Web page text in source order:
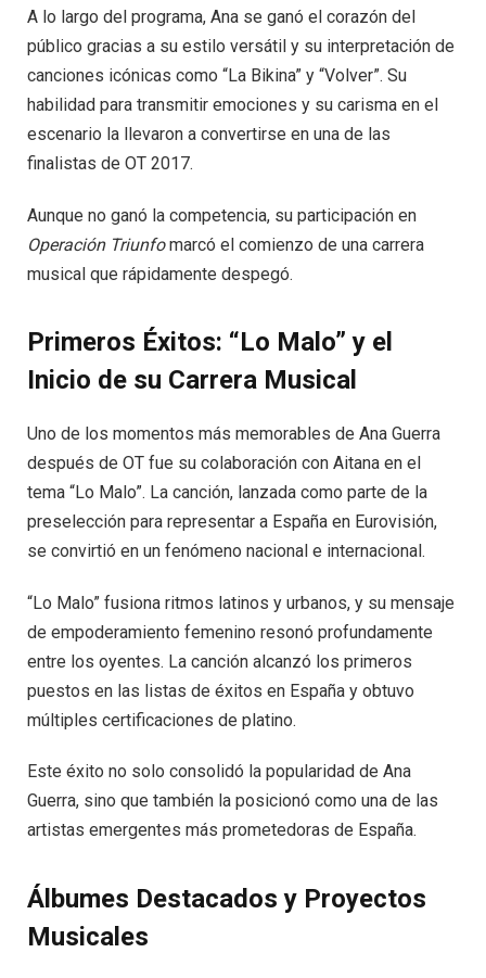
A lo largo del programa, Ana se ganó el corazón del
público gracias a su estilo versátil y su interpretación de
canciones icónicas como “La Bikina” y “Volver”. Su
habilidad para transmitir emociones y su carisma en el
escenario la llevaron a convertirse en una de las
finalistas de OT 2017.
Aunque no ganó la competencia, su participación en
Operación Triunfomarcó el comienzo de una carrera
musical que rápidamente despegó.
Primeros Éxitos: “Lo Malo” y el
Inicio de su Carrera Musical
Uno de los momentos más memorables de Ana Guerra
después de OT fue su colaboración con Aitana en el
tema “Lo Malo”. La canción, lanzada como parte de la
preselección para representar a España en Eurovisión,
se convirtió en un fenómeno nacional e internacional.
“Lo Malo” fusiona ritmos latinos y urbanos, y su mensaje
de empoderamiento femenino resonó profundamente
entre los oyentes. La canción alcanzó los primeros
puestos en las listas de éxitos en España y obtuvo
múltiples certificaciones de platino.
Este éxito no solo consolidó la popularidad de Ana
Guerra, sino que también la posicionó como una de las
artistas emergentes más prometedoras de España.
Álbumes Destacados y Proyectos
Musicales